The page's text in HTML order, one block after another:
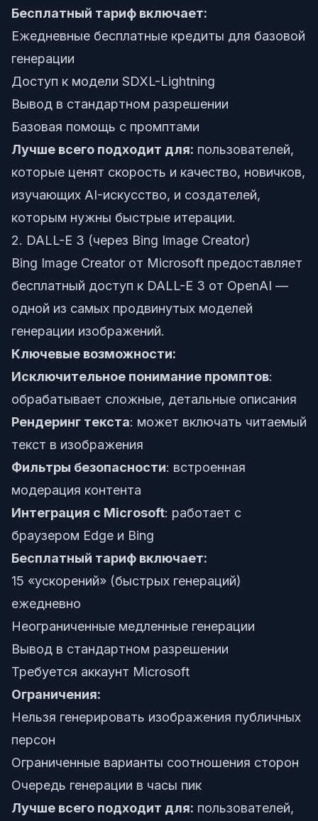
Бесплатный тариф включает:
Ежедневные бесплатные кредиты для базовой
генерации
Доступ к модели SDXL-Lightning
Вывод в стандартном разрешении
Базовая помощь с промптами
Лучше всего подходит для: пользователей,
которые ценят скорость и качество, новичков,
изучающих AI-искусство, и создателей,
которым нужны быстрые итерации.
2. DALL-E 3 (через Bing Image Creator)
Bing Image Creator от Microsoft предоставляет
бесплатный доступ к DALL-E 3 от OpenAI —
одной из самых продвинутых моделей
генерации изображений.
Ключевые возможности:
Исключительное понимание промптов:
обрабатывает сложные, детальные описания
Рендеринг текста: может включать читаемый
текст в изображения
Фильтры безопасности: встроенная
модерация контента
Интеграция с Microsoft: работает с
браузером Edge и Bing
Бесплатный тариф включает:
15 «ускорений» (быстрых генераций)
ежедневно
Неограниченные медленные генерации
Вывод в стандартном разрешении
Требуется аккаунт Microsoft
Ограничения:
Нельзя генерировать изображения публичных
персон
Ограниченные варианты соотношения сторон
Очередь генерации в часы пик
Лучше всего подходит для: пользователей,